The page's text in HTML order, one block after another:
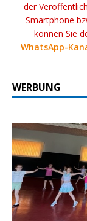
der
Smartphone
können Sie
WhatsApp-
WERBUNG